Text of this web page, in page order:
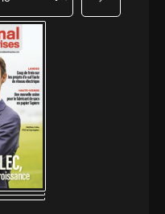
Suivant